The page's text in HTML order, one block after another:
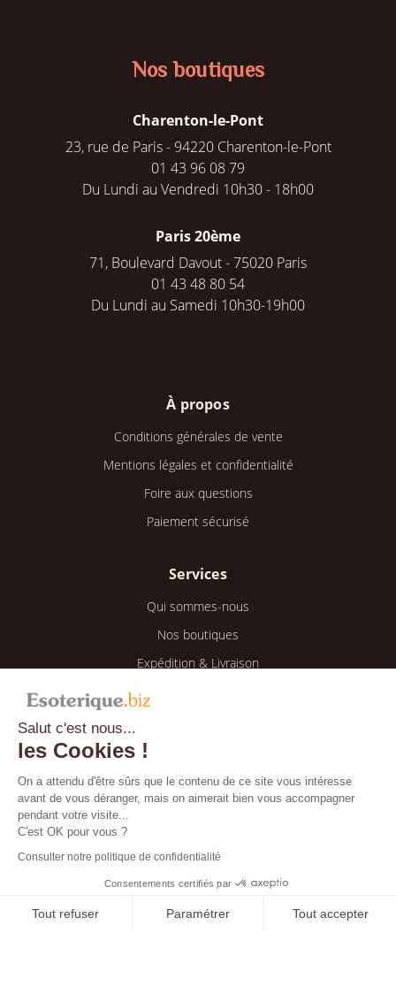
Salut c'est nous...
les Cookies !
On a attendu d'être sûrs que le contenu de ce site vous intéresse
avant de vous déranger, mais on aimerait bien vous accompagner
pendant votre visite...
C'est OK pour vous ?
Consulter notre politique de confidentialité
Consentements certifiés par
Tout refuser Paramétrer Tout accepter
Nos boutiques
Charenton-le-Pont
23, rue de Paris - 94220 Charenton-le-Pont
01 43 96 08 79
Du Lundi au Vendredi 10h30 - 18h00
Paris 20ème
71, Boulevard Davout - 75020 Paris
01 43 48 80 54
Du Lundi au Samedi 10h30-19h00
À propos
Conditions générales de vente
Mentions légales et confidentialité
Foire aux questions
Paiement sécurisé
Services
Qui sommes-nous
Nos boutiques
Expédition & Livraison
Retour & Remboursement
Mon compte
Mes informations
Blog
Bientôt disponible !